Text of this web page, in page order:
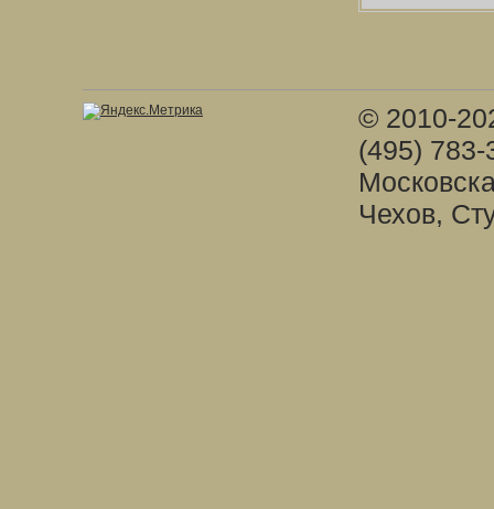
© 2010-
(495)
Чехов,